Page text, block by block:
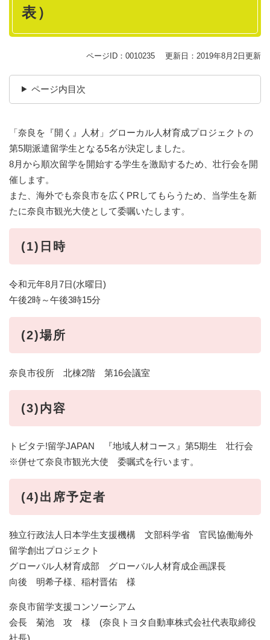
表）
ページID：0010235 更新日：2019年8月2日更新
ページ内目次
「奈良を『開く』人材」グローカル人材育成プロジェクトの
第5期派遣留学生となる5名が決定しました。
8月から順次留学を開始する学生を激励するため、壮行会を開
催します。
また、海外でも奈良市を広くPRしてもらうため、当学生を新
たに奈良市観光大使として委嘱いたします。
(1)日時
令和元年8月7日(水曜日)
午後2時～午後3時15分
(2)場所
奈良市役所 北棟2階 第16会議室
(3)内容
トビタテ!留学JAPAN 『地域人材コース』第5期生 壮行会
※併せて奈良市観光大使 委嘱式を行います。
(4)出席予定者
独立行政法人日本学生支援機構 文部科学省 官民協働海外
留学創出プロジェクト
グローバル人材育成部 グローバル人材育成企画課長
向後 明希子様、稲村晋佑 様
奈良市留学支援コンソーシアム
会長 菊池 攻 様 (奈良トヨタ自動車株式会社代表取締役
社長)